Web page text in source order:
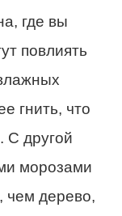
где вы
повлиять
гнить, что
С другой
морозами
чем дерево,